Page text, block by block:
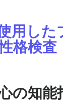
用した
格検査
の知能